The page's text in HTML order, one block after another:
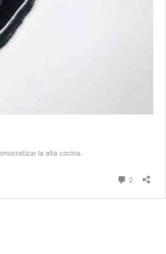
la alta cocina.
2